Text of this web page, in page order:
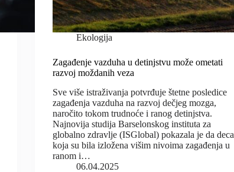
Ekologija
Zagađenje vazduha u detinjstvu može ometati
razvoj moždanih veza
Sve više istraživanja potvrđuje štetne posledice
zagađenja vazduha na razvoj dečjeg mozga,
naročito tokom trudnoće i ranog detinjstva.
Najnovija studija Barselonskog instituta za
globalno zdravlje (ISGlobal) pokazala je da deca
koja su bila izložena višim nivoima zagađenja u
ranom i…
06.04.2025